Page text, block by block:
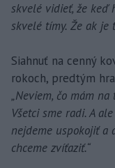
skvelé vidieť, že keď
skvelé tímy. Že ak je
Siahnuť na cenný
rokoch, predtým
„Neviem, čo mám
Všetci sme radi. A
nejdeme uspokojiť a
chceme zvíťaziť.“